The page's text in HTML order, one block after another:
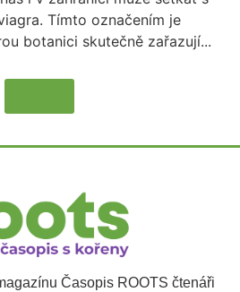
Tímto označením je
botanici skutečně zařazují...
Časopis ROOTS čtenáři